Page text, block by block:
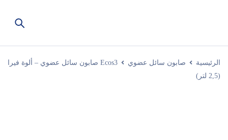
الرئيسية صابون سائل عضوي
Ecos3 صابون سائل عضوي – ألوة فيرا
(2,5 لتر)